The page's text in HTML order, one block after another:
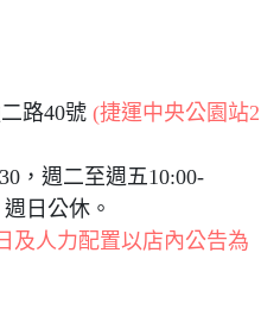
路40號 (捷運中央公園站2
，週二至週五10:00-
日公休。
及人力配置以店內公告為